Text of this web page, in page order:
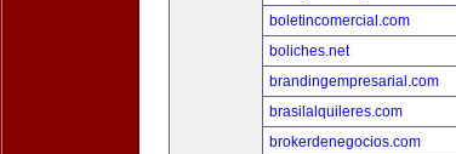
boletincomercial.com
boliches.net
brandingempresarial.com
brasilalquileres.com
brokerdenegocios.com